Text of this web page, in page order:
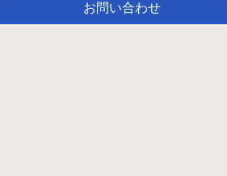
お問い合わせ